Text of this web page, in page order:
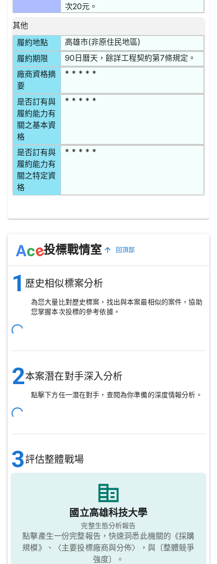
次20元。
其他
履約地點
高雄市(非原住民地區)
履約期限 90日曆天，餘詳工程契約第7條規定。
廠商資格摘
要
* * * * *
是否訂有與
履約能力有
關之基本資
格
* * * * *
是否訂有與
履約能力有
關之特定資
格
* * * * *
Ace投標戰情室 回頂部
1 歷史相似標案分析
為您大量比對歷史標案，找出與本案最相似的案件，協助
您掌握本次投標的參考依據。
2本案潛在對手深入分析
點擊下方任一潛在對手，查閱為你準備的深度情報分析。
3評估整體戰場
國立高雄科技大學
完整生態分析報告
點擊產生一份完整報告，快速洞悉此機關的《採購
規模》、〈主要投標廠商與分佈〉，與〔整體競爭
強度〕。